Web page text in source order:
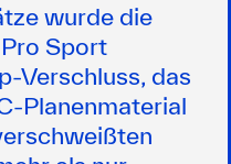
wurde die
Sport
Verschluss, das
Planenmaterial